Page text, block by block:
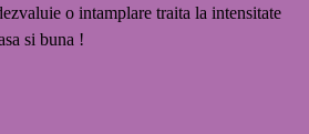
o intamplare traita la intensitate
si buna !